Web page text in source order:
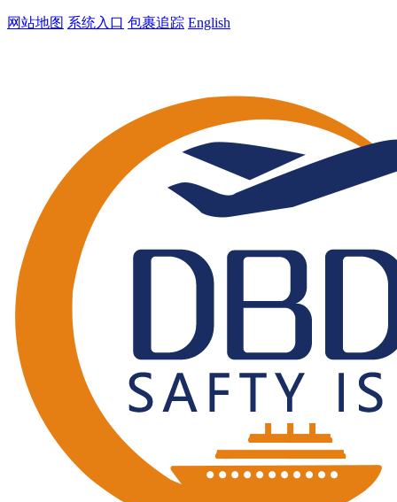
网站地图 系统入口 包裹追踪 English